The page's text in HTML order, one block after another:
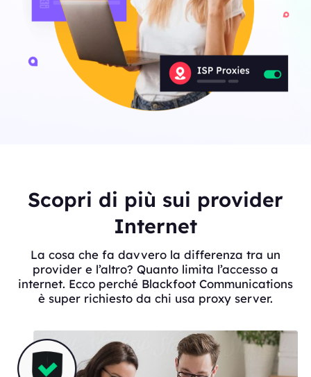
Scopri di più sui provider
Internet
La cosa che fa davvero la differenza tra un
provider e l’altro? Quanto limita l’accesso a
internet. Ecco perché Blackfoot Communications
è super richiesto da chi usa proxy server.